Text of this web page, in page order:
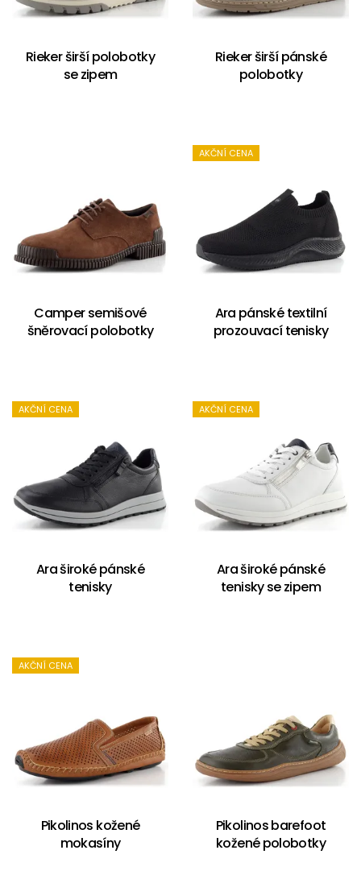
Rieker širší polobotky
se zipem
Rieker širší pánské
polobotky
Camper semišové
šněrovací polobotky
AKČNÍ CENA
Ara pánské textilní
prozouvací tenisky
AKČNÍ CENA
Ara široké pánské
tenisky
AKČNÍ CENA
Ara široké pánské
tenisky se zipem
AKČNÍ CENA
Pikolinos kožené
mokasíny
Pikolinos barefoot
kožené polobotky